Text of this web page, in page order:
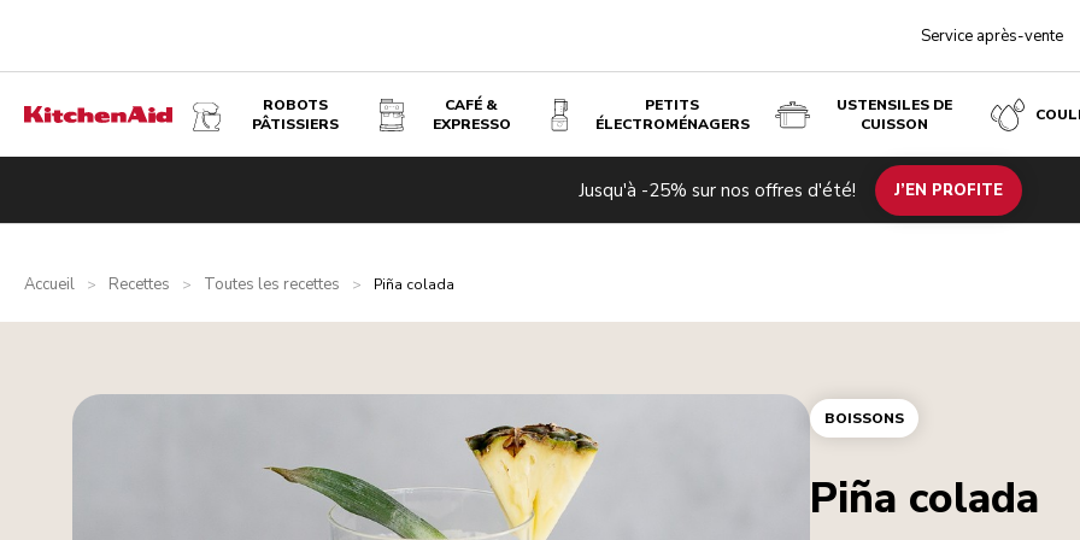
Service après-vente
ROBOTS
PÂTISSIERS
CAFÉ &
EXPRESSO
PETITS
ÉLECTROMÉNAGERS
USTENSILES DE
CUISSON
Jusqu'à -25% sur nos offres d'été! J’EN PROFITE
Accueil > Recettes > Toutes les recettes > Piña colada
BOISSONS
Piña colada